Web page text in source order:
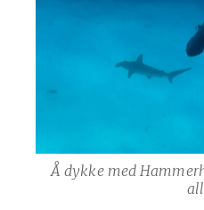
Å dykke med